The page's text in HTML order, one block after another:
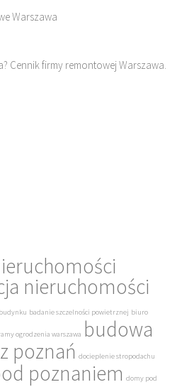
Warszawa
Cennik firmy remontowej Warszawa.
nieruchomości
badanie szczelności powietrznej biuro
ogrodzenia warszawa budowa
poznań docieplenie stropodachu
poznaniem domy pod